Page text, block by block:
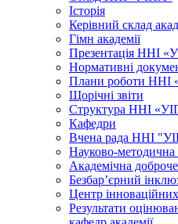
Історія
Керівний склад
Гімн академії
Презентація ННІ
Нормативні
Плани роботи ННІ
Щорічні звіти
Структура ННІ
Кафедри
Вчена рада ННІ
Науково-методична
Академічна
Безбар’єрний
Центр інноваційних
Результати